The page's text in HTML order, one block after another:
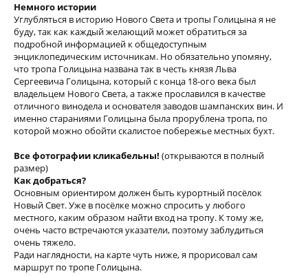
Немного истории
Углубляться в историю Нового Света и тропы Голицына я не
буду, так как каждый желающий может обратиться за
подробной информацией к общедоступным
энциклопедическим источникам. Но обязательно упомяну,
что тропа Голицына названа так в честь князя Льва
Сергеевича Голицына, который с конца 18-ого века был
владельцем Нового Света, а также прославился в качестве
отличного винодела и основателя заводов шампанских вин. И
именно стараниями Голицына была прорублена тропа, по
которой можно обойти скалистое побережье местных бухт.
Все фотографии кликабельны! (открываются в полный
размер)
Как добраться?
Основным ориентиром должен быть курортный посёлок
Новый Свет. Уже в посёлке можно спросить у любого
местного, каким образом найти вход на тропу. К тому же,
очень часто встречаются указатели, поэтому заблудиться
очень тяжело.
Ради наглядности, на карте чуть ниже, я прорисовал сам
маршрут по тропе Голицына.